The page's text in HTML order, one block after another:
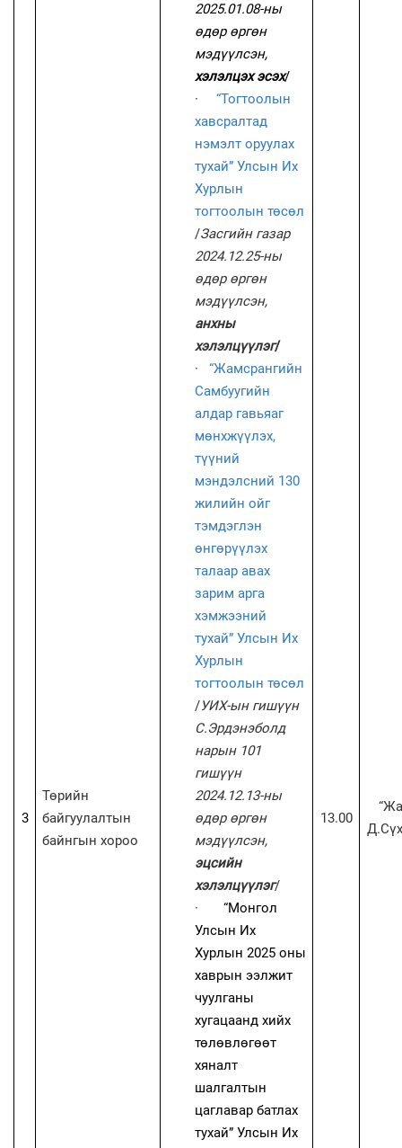
3
Төрийн
байгуулалтын
байнгын хороо
2025.01.08-ны
өдөр өргөн
мэдүүлсэн,
хэлэлцэх эсэх/
·
“Тогтоолын
хавсралтад
нэмэлт оруулах
тухай” Улсын Их
Хурлын
тогтоолын төсөл
/Засгийн газар
2024.12.25-ны
өдөр өргөн
мэдүүлсэн,
анхны
хэлэлцүүлэг/
·
“Жамсрангийн
Самбуугийн
алдар гавьяаг
мөнхжүүлэх,
түүний
мэндэлсний 130
жилийн ойг
тэмдэглэн
өнгөрүүлэх
талаар авах
зарим арга
хэмжээний
тухай” Улсын Их
Хурлын
тогтоолын төсөл
/УИХ-ын гишүүн
С.Эрдэнэболд
нарын 101
гишүүн
2024.12.13-ны
өдөр өргөн
мэдүүлсэн,
эцсийн
хэлэлцүүлэг/
·
“Монгол
Улсын Их
Хурлын 2025 оны
хаврын ээлжит
чуулганы
хугацаанд хийх
төлөвлөгөөт
хяналт
шалгалтын
цаглавар батлах
тухай” Улсын Их
13.00